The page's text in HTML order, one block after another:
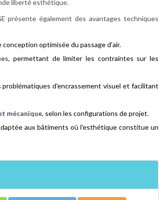
liberté esthétique.
présente également des avantages techniques
conception optimisée du passage d'air.
, permettant de limiter les contraintes sur les
problématiques d'encrassement visuel et facilitant
mécanique, selon les configurations de projet.
aux bâtiments où l'esthétique constitue un